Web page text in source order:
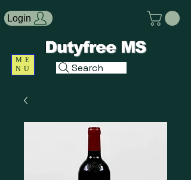
ME
NU
Search
Login
Dutyfree MS